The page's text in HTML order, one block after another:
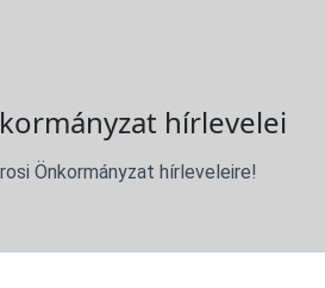
hírlevelei
Önkormányzat hírleveleire!